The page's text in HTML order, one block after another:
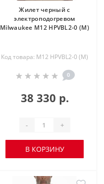
Жилет черный c
электроподогревом
Milwaukee M12 HPVBL2-0 (M)
Код товара: M12 HPVBL2-0 (M)
0
38 330 р.
- +
В КОРЗИНУ